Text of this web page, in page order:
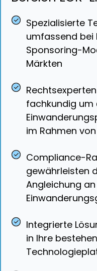
Spezialisierte
umfassend bei
Sponsoring-
Märkten
fachkundig um
im Rahmen
Compliance-
gewährleisten
Angleichung
Integrierte
in Ihre